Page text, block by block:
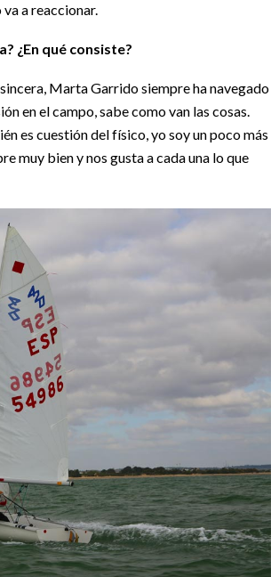
a reaccionar.
¿En qué consiste?
Marta Garrido siempre ha navegado
en el campo, sabe como van las cosas.
es cuestión del físico, yo soy un poco más
muy bien y nos gusta a cada una lo que